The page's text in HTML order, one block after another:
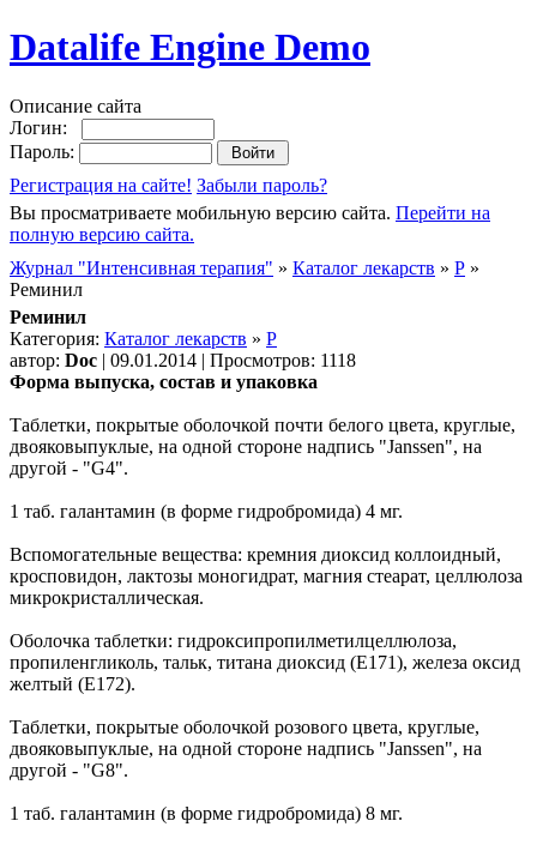
Datalife Engine Demo
Описание сайта
Логин:
Пароль:
Регистрация на сайте! Забыли пароль?
Вы просматриваете мобильную версию сайта. Перейти на
полную версию сайта.
Журнал "Интенсивная терапия" » Каталог лекарств » Р »
Реминил
Реминил
Категория: Каталог лекарств » Р
автор: Doc | 09.01.2014 | Просмотров: 1118
Форма выпуска, состав и упаковка
Таблетки, покрытые оболочкой почти белого цвета, круглые,
двояковыпуклые, на одной стороне надпись "Janssen", на
другой - "G4".
1 таб. галантамин (в форме гидробромида) 4 мг.
Вспомогательные вещества: кремния диоксид коллоидный,
кросповидон, лактозы моногидрат, магния стеарат, целлюлоза
микрокристаллическая.
Оболочка таблетки: гидроксипропилметилцеллюлоза,
пропиленгликоль, тальк, титана диоксид (Е171), железа оксид
желтый (Е172).
Таблетки, покрытые оболочкой розового цвета, круглые,
двояковыпуклые, на одной стороне надпись "Janssen", на
другой - "G8".
1 таб. галантамин (в форме гидробромида) 8 мг.